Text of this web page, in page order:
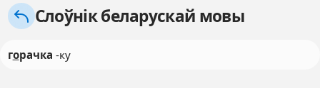
Слоўнік беларускай мовы
горачка -ку